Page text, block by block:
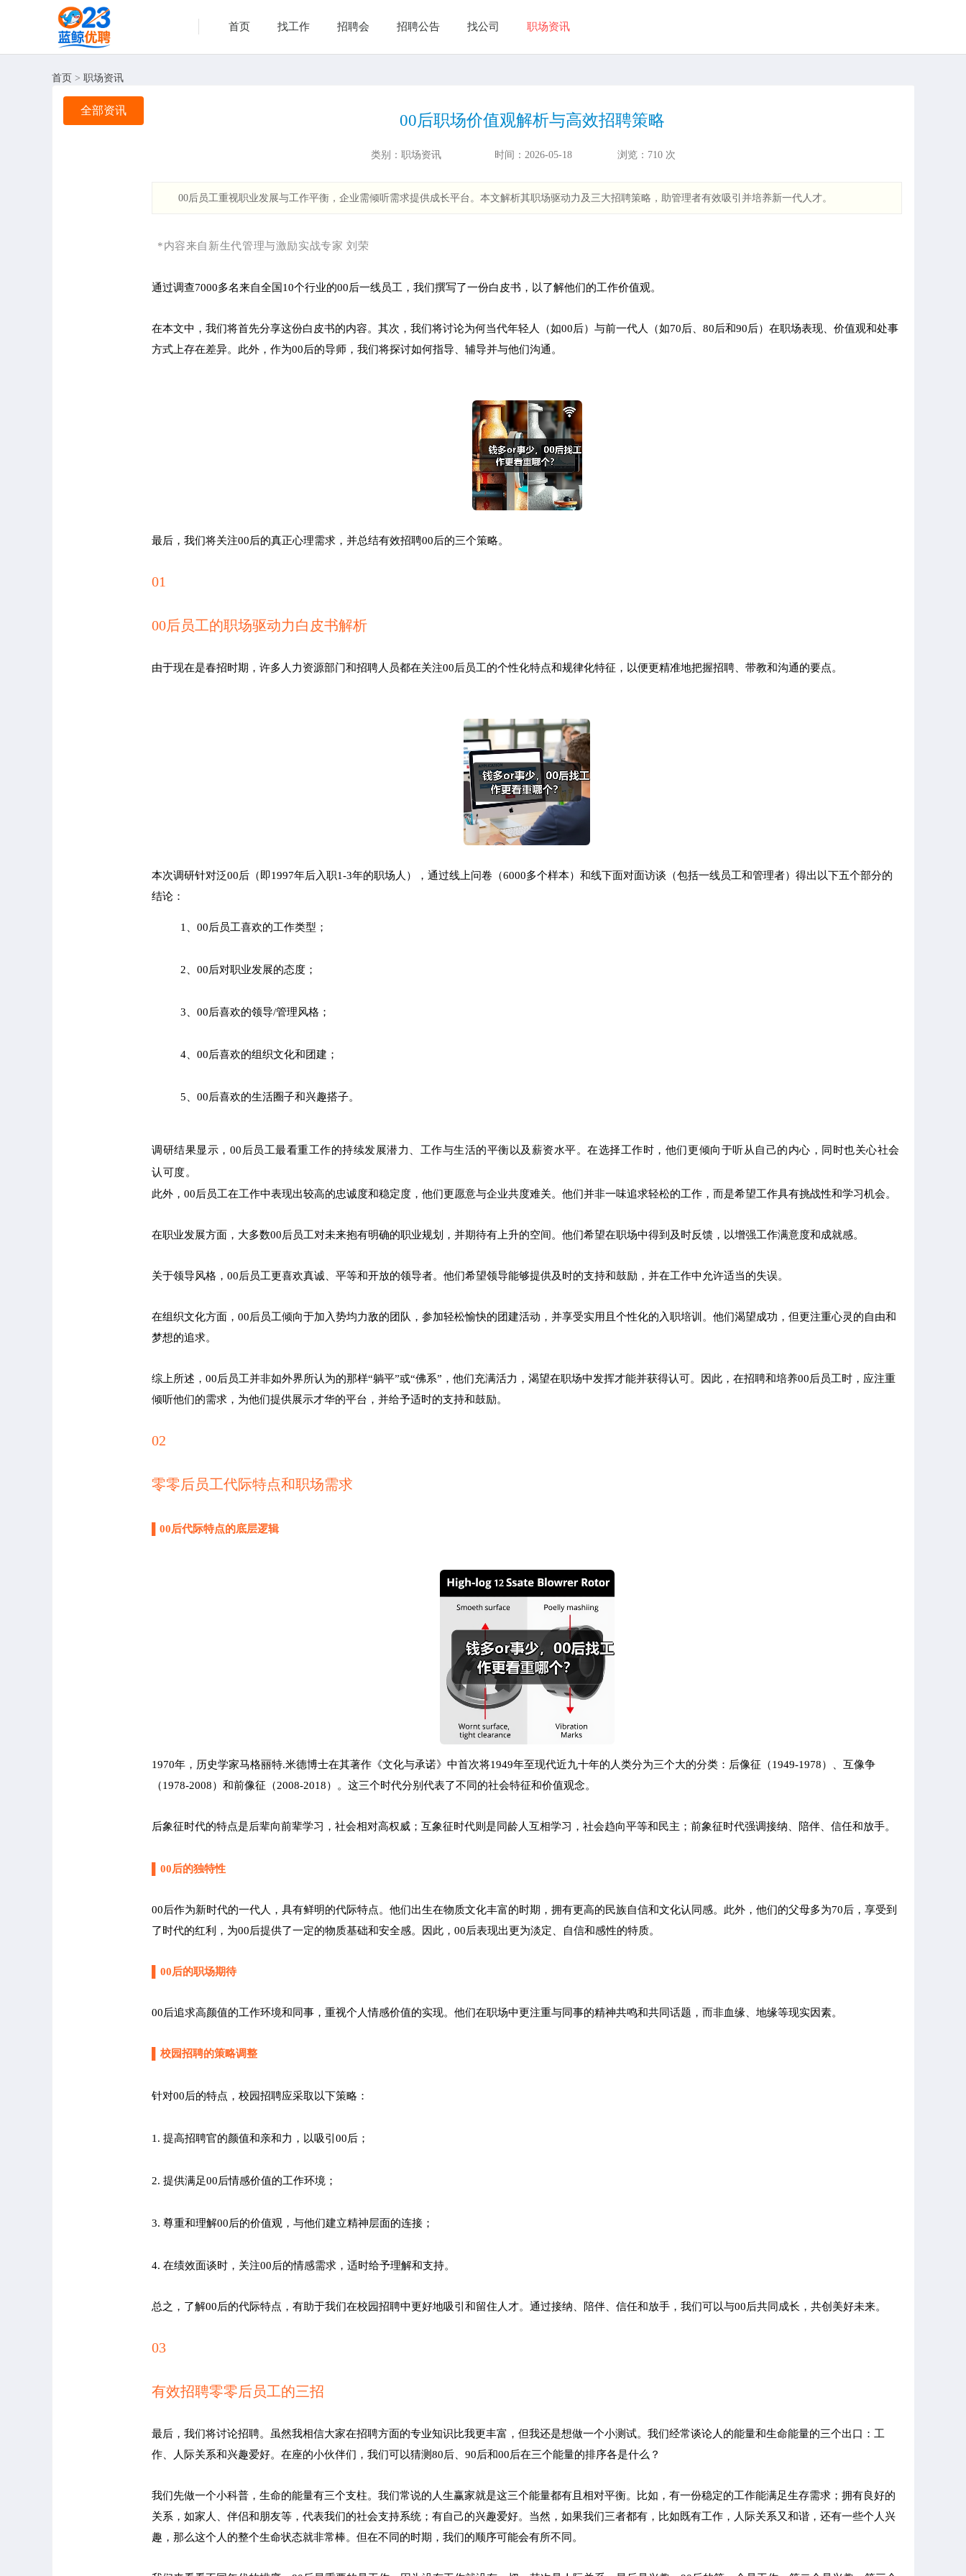
首页 找工作 招聘会 招聘公告 找公司 职场资讯
首页 > 职场资讯
全部资讯
00后职场价值观解析与高效招聘策略
类别：职场资讯 时间： 2026-05-18 浏览： 710 次
00后员工重视职业发展与工作平衡，企业需倾听需求提供成长平台。本文解析其职场驱动力及三大招聘策略，助管理者有效吸引并培养新一代人才。
*内容来自新生代管理与激励实战专家 刘荣
通过调查7000多名来自全国10个行业的00后一线员工，我们撰写了一份白皮书，以了解他们的工作价值观。
在本文中，我们将首先分享这份白皮书的内容。其次，我们将讨论为何当代年轻人（如00后）与前一代人（如70后、80后和90后）在职场表现、价值观和处事
方式上存在差异。此外，作为00后的导师，我们将探讨如何指导、辅导并与他们沟通。
最后，我们将关注00后的真正心理需求，并总结有效招聘00后的三个策略。
01
00后员工的职场驱动力白皮书解析
由于现在是春招时期，许多人力资源部门和招聘人员都在关注00后员工的个性化特点和规律化特征，以便更精准地把握招聘、带教和沟通的要点。
本次调研针对泛00后（即1997年后入职1-3年的职场人），通过线上问卷（6000多个样本）和线下面对面访谈（包括一线员工和管理者）得出以下五个部分的
结论：
1、00后员工喜欢的工作类型；
2、00后对职业发展的态度；
3、00后喜欢的领导/管理风格；
4、00后喜欢的组织文化和团建；
5、00后喜欢的生活圈子和兴趣搭子。
调研结果显示，00后员工最看重工作的持续发展潜力、工作与生活的平衡以及薪资水平。在选择工作时，他们更倾向于听从自己的内心，同时也关心社会
认可度。
此外，00后员工在工作中表现出较高的忠诚度和稳定度，他们更愿意与企业共度难关。他们并非一味追求轻松的工作，而是希望工作具有挑战性和学习机会。
在职业发展方面，大多数00后员工对未来抱有明确的职业规划，并期待有上升的空间。他们希望在职场中得到及时反馈，以增强工作满意度和成就感。
关于领导风格，00后员工更喜欢真诚、平等和开放的领导者。他们希望领导能够提供及时的支持和鼓励，并在工作中允许适当的失误。
在组织文化方面，00后员工倾向于加入势均力敌的团队，参加轻松愉快的团建活动，并享受实用且个性化的入职培训。他们渴望成功，但更注重心灵的自由和
梦想的追求。
综上所述，00后员工并非如外界所认为的那样“躺平”或“佛系”，他们充满活力，渴望在职场中发挥才能并获得认可。因此，在招聘和培养00后员工时，应注重
倾听他们的需求，为他们提供展示才华的平台，并给予适时的支持和鼓励。
02
零零后员工代际特点和职场需求
▌00后代际特点的底层逻辑
1970年，历史学家马格丽特.米德博士在其著作《文化与承诺》中首次将1949年至现代近九十年的人类分为三个大的分类：后像征（1949-1978）、互像争
（1978-2008）和前像征（2008-2018）。这三个时代分别代表了不同的社会特征和价值观念。
后象征时代的特点是后辈向前辈学习，社会相对高权威；互象征时代则是同龄人互相学习，社会趋向平等和民主；前象征时代强调接纳、陪伴、信任和放手。
00后的独特性
00后作为新时代的一代人，具有鲜明的代际特点。他们出生在物质文化丰富的时期，拥有更高的民族自信和文化认同感。此外，他们的父母多为70后，享受到
了时代的红利，为00后提供了一定的物质基础和安全感。因此，00后表现出更为淡定、自信和感性的特质。
00后的职场期待
00后追求高颜值的工作环境和同事，重视个人情感价值的实现。他们在职场中更注重与同事的精神共鸣和共同话题，而非血缘、地缘等现实因素。
校园招聘的策略调整
针对00后的特点，校园招聘应采取以下策略：
1. 提高招聘官的颜值和亲和力，以吸引00后；
2. 提供满足00后情感价值的工作环境；
3. 尊重和理解00后的价值观，与他们建立精神层面的连接；
4. 在绩效面谈时，关注00后的情感需求，适时给予理解和支持。
总之，了解00后的代际特点，有助于我们在校园招聘中更好地吸引和留住人才。通过接纳、陪伴、信任和放手，我们可以与00后共同成长，共创美好未来。
03
有效招聘零零后员工的三招
最后，我们将讨论招聘。虽然我相信大家在招聘方面的专业知识比我更丰富，但我还是想做一个小测试。我们经常谈论人的能量和生命能量的三个出口：工
作、人际关系和兴趣爱好。在座的小伙伴们，我们可以猜测80后、90后和00后在三个能量的排序各是什么？
我们先做一个小科普，生命的能量有三个支柱。我们常说的人生赢家就是这三个能量都有且相对平衡。比如，有一份稳定的工作能满足生存需求；拥有良好的
关系，如家人、伴侣和朋友等，代表我们的社会支持系统；有自己的兴趣爱好。当然，如果我们三者都有，比如既有工作，人际关系又和谐，还有一些个人兴
趣，那么这个人的整个生命状态就非常棒。但在不同的时期，我们的顺序可能会有所不同。